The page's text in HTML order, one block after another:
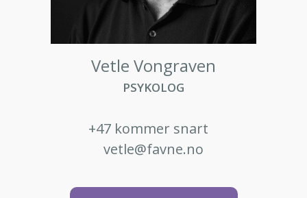
Vetle Vongraven
PSYKOLOG
+47 kommer snart
vetle@favne.no